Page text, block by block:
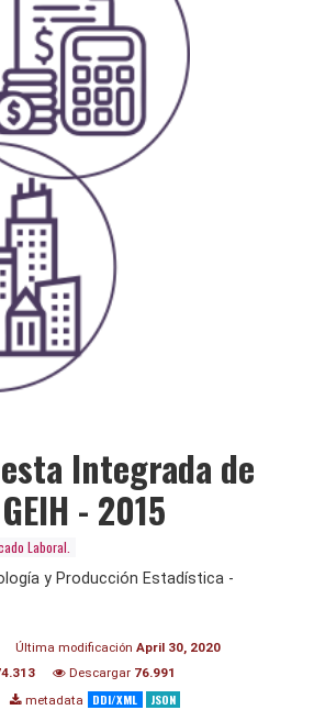
Integrada de
- 2015
Laboral.
y Producción Estadística -
Última modificación April 30, 2020
Descargar 76.991
metadata DDI/XML JSON